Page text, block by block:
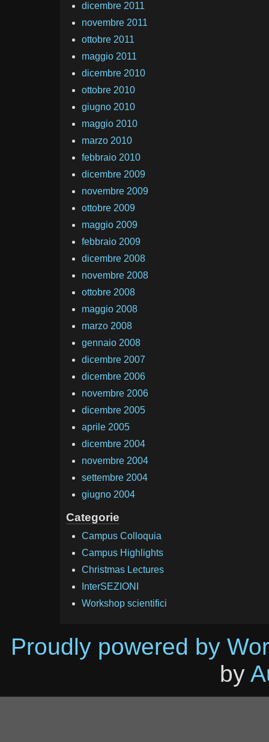
dicembre 2011
novembre 2011
ottobre 2011
maggio 2011
dicembre 2010
ottobre 2010
giugno 2010
maggio 2010
marzo 2010
febbraio 2010
dicembre 2009
novembre 2009
ottobre 2009
maggio 2009
febbraio 2009
dicembre 2008
novembre 2008
ottobre 2008
maggio 2008
marzo 2008
gennaio 2008
dicembre 2007
dicembre 2006
novembre 2006
dicembre 2005
aprile 2005
dicembre 2004
novembre 2004
settembre 2004
giugno 2004
Categorie
Campus Colloquia
Campus Highlights
Christmas Lectures
InterSEZIONI
Workshop scientifici
Proudly powered by
by